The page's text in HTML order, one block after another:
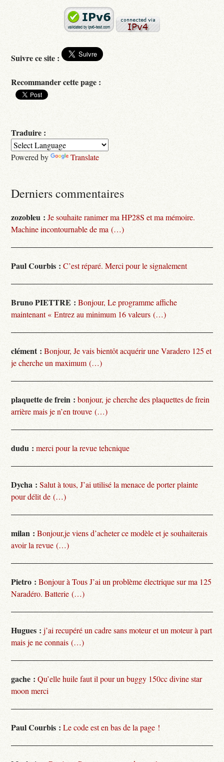
Suivre ce site :
Recommander cette page :
Traduire :
Powered by Translate
Derniers commentaires
zozobleu : Je souhaite ranimer ma HP28S et ma mémoire.
Machine incontournable de ma (…)
Paul Courbis : C’est réparé. Merci pour le signalement
Bruno PIETTRE : Bonjour, Le programme affiche
maintenant « Entrez au minimum 16 valeurs (…)
clément : Bonjour, Je vais bientôt acquérir une Varadero 125 et
je cherche un maximum (…)
plaquette de frein : bonjour, je cherche des plaquettes de frein
arrière mais je n’en trouve (…)
dudu : merci pour la revue tehcnique
Dycha : Salut à tous, J’ai utilisé la menace de porter plainte
pour délit de (…)
milan : Bonjour,je viens d’acheter ce modèle et je souhaiterais
avoir la revue (…)
Pietro : Bonjour à Tous J’ai un problème électrique sur ma 125
Naradéro. Batterie (…)
Hugues : j’ai recupéré un cadre sans moteur et un moteur à part
mais je ne connais (…)
gache : Qu’elle huile faut il pour un buggy 150cc divine star
moon merci
Paul Courbis : Le code est en bas de la page !